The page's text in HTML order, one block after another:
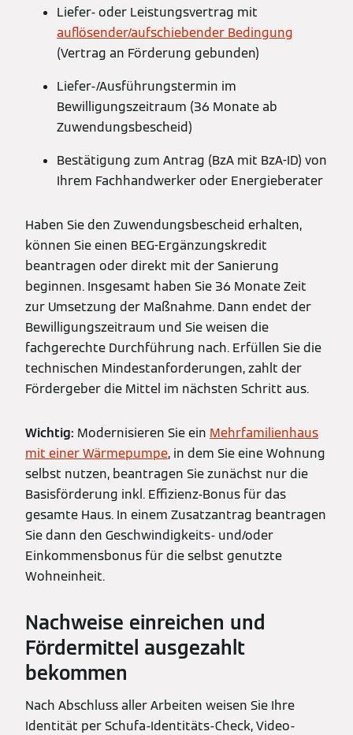
Liefer- oder Leistungsvertrag mit
auflösender/aufschiebender Bedingung
(Vertrag an Förderung gebunden)
Liefer-/Ausführungstermin im
Bewilligungszeitraum (36 Monate ab
Zuwendungsbescheid)
Bestätigung zum Antrag (BzA mit BzA-ID) von
Ihrem Fachhandwerker oder Energieberater
Haben Sie den Zuwendungsbescheid erhalten,
können Sie einen BEG-Ergänzungskredit
beantragen oder direkt mit der Sanierung
beginnen. Insgesamt haben Sie 36 Monate Zeit
zur Umsetzung der Maßnahme. Dann endet der
Bewilligungszeitraum und Sie weisen die
fachgerechte Durchführung nach. Erfüllen Sie die
technischen Mindestanforderungen, zahlt der
Fördergeber die Mittel im nächsten Schritt aus.
Wichtig: Modernisieren Sie ein Mehrfamilienhaus
mit einer Wärmepumpe, in dem Sie eine Wohnung
selbst nutzen, beantragen Sie zunächst nur die
Basisförderung inkl. Effizienz-Bonus für das
gesamte Haus. In einem Zusatzantrag beantragen
Sie dann den Geschwindigkeits- und/oder
Einkommensbonus für die selbst genutzte
Wohneinheit.
Nachweise einreichen und
Fördermittel ausgezahlt
bekommen
Nach Abschluss aller Arbeiten weisen Sie Ihre
Identität per Schufa-Identitäts-Check, Video-